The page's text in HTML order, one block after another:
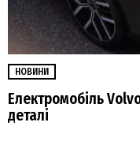
НОВИНИ
Електромобіль
деталі